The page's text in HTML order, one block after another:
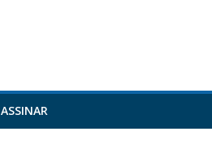
ASSINAR